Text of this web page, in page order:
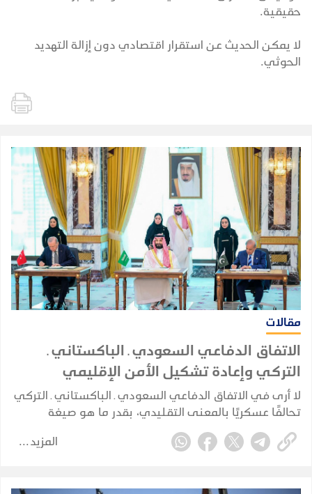
حقيقية.
لا يمكن الحديث عن استقرار اقتصادي دون إزالة التهديد
الحوثي.
مقالات
الاتفاق الدفاعي السعودي ـ الباكستاني ـ
التركي وإعادة تشكيل الأمن الإقليمي
لا أرى في الاتفاق الدفاعي السعودي ـ الباكستاني ـ التركي
تحالفًا عسكريًا بالمعنى التقليدي، بقدر ما هو صيغة
للتكامل الدفاعي والأمني بين ثلاث دول تمتلك، بدرجات
مختلفة، عناصر قوة وخبرات واحتياجات متكاملة وتواجه
المزيد